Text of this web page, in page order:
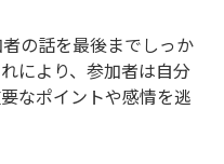
の話を最後までしっか
により、参加者は自分
なポイントや感情を逃